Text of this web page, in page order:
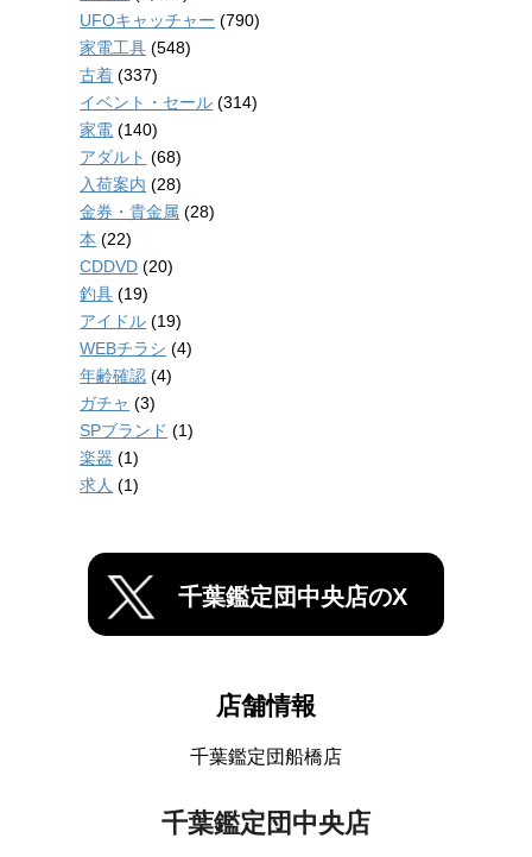
UFOキャッチャー (790)
家電工具 (548)
古着 (337)
イベント・セール (314)
家電 (140)
アダルト (68)
入荷案内 (28)
金券・貴金属 (28)
本 (22)
CDDVD (20)
釣具 (19)
アイドル (19)
WEBチラシ (4)
年齢確認 (4)
ガチャ (3)
SPブランド (1)
楽器 (1)
求人 (1)
千葉鑑定団中央店のX
店舗情報
千葉鑑定団船橋店
千葉鑑定団中央店